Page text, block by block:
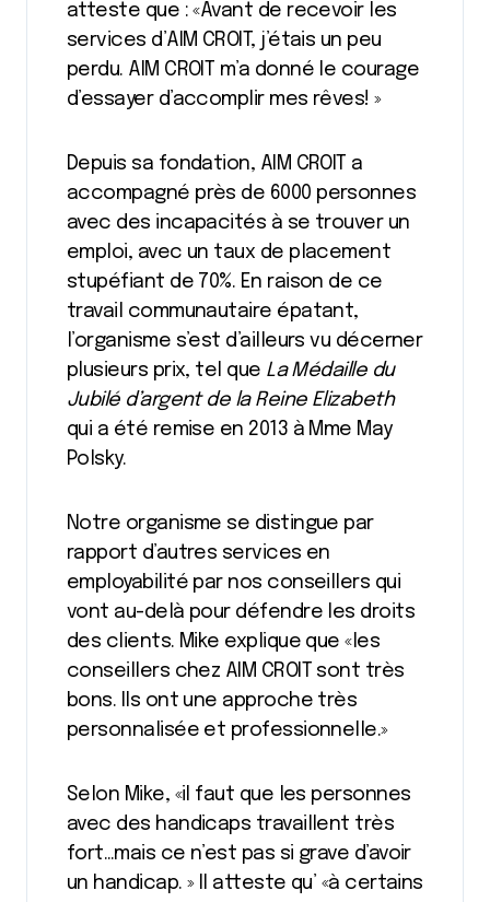
atteste que : «Avant de recevoir les
services d’AIM CROIT, j’étais un peu
perdu. AIM CROIT m’a donné le courage
d’essayer d’accomplir mes rêves! »
Depuis sa fondation, AIM CROIT a
accompagné près de 6000 personnes
avec des incapacités à se trouver un
emploi, avec un taux de placement
stupéfiant de 70%. En raison de ce
travail communautaire épatant,
l’organisme s’est d’ailleurs vu décerner
plusieurs prix, tel que La Médaille du
Jubilé d’argent de la Reine Elizabeth
qui a été remise en 2013 à Mme May
Polsky.
Notre organisme se distingue par
rapport d’autres services en
employabilité par nos conseillers qui
vont au-delà pour défendre les droits
des clients. Mike explique que «les
conseillers chez AIM CROIT sont très
bons. Ils ont une approche très
personnalisée et professionnelle.»
Selon Mike, «il faut que les personnes
avec des handicaps travaillent très
fort…mais ce n’est pas si grave d’avoir
un handicap. » Il atteste qu’ «à certains